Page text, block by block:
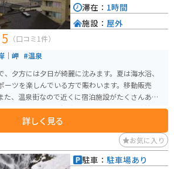
5 （口コミ1件）
｜岬 #温泉
夕方には夕日が綺麗に沈みます。夏は海水浴、
ーツを楽しんでいる方で賑わいます。移動販売
た、温泉街なので近くに宿泊施設がたくさんあ
きます。その他の観光施設として、加茂水族館があ
めます。詳しく見る
滞在： 1時間
施設： 屋外
お気に入り
駐車： 駐車場あり